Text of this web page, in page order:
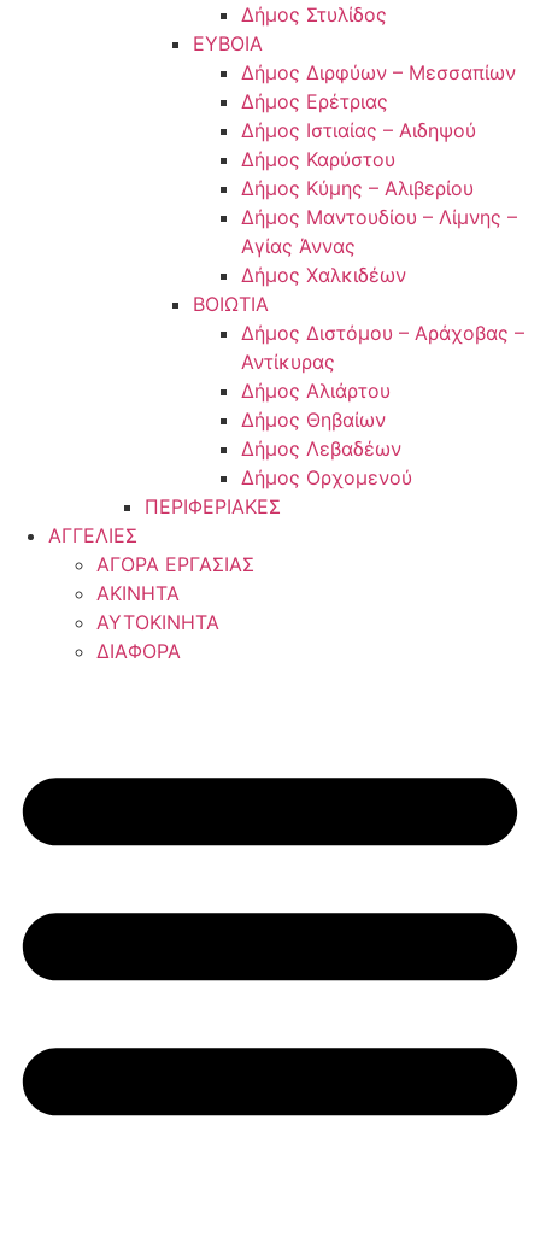
Δήμος Στυλίδος
ΕΥΒΟΙΑ
Δήμος Διρφύων – Μεσσαπίων
Δήμος Ερέτριας
Δήμος Ιστιαίας – Αιδηψού
Δήμος Καρύστου
Δήμος Κύμης – Αλιβερίου
Δήμος Μαντουδίου – Λίμνης –
Αγίας Άννας
Δήμος Χαλκιδέων
ΒΟΙΩΤΙΑ
Δήμος Διστόμου – Αράχοβας –
Αντίκυρας
Δήμος Αλιάρτου
Δήμος Θηβαίων
Δήμος Λεβαδέων
Δήμος Ορχομενού
ΠΕΡΙΦΕΡΙΑΚΕΣ
ΑΓΓΕΛΙΕΣ
ΑΓΟΡΑ ΕΡΓΑΣΙΑΣ
ΑΚΙΝΗΤΑ
ΑΥΤΟΚΙΝΗΤΑ
ΔΙΑΦΟΡΑ